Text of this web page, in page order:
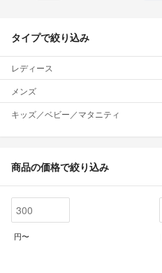
タイプで絞り込み
レディース
メンズ
キッズ／ベビー／マタニティ
商品の価格で絞り込み
円〜